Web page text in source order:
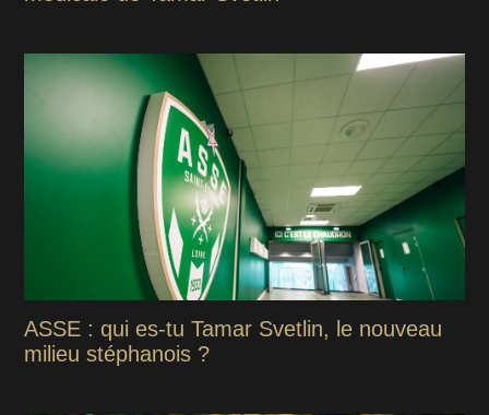
ASSE : qui es-tu Tamar Svetlin, le nouveau
milieu stéphanois ?